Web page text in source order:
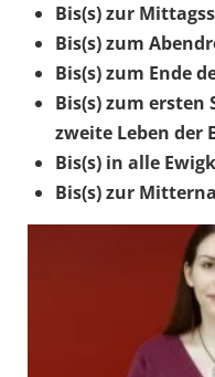
Bis(s) zur
Bis(s) zum
Bis(s) zum Ende
Bis(s) zum ersten
zweite Leben der
Bis(s) in alle
Bis(s) zur